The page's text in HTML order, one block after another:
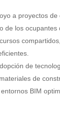
a proyectos
de los ocupantes
de
de
BIM